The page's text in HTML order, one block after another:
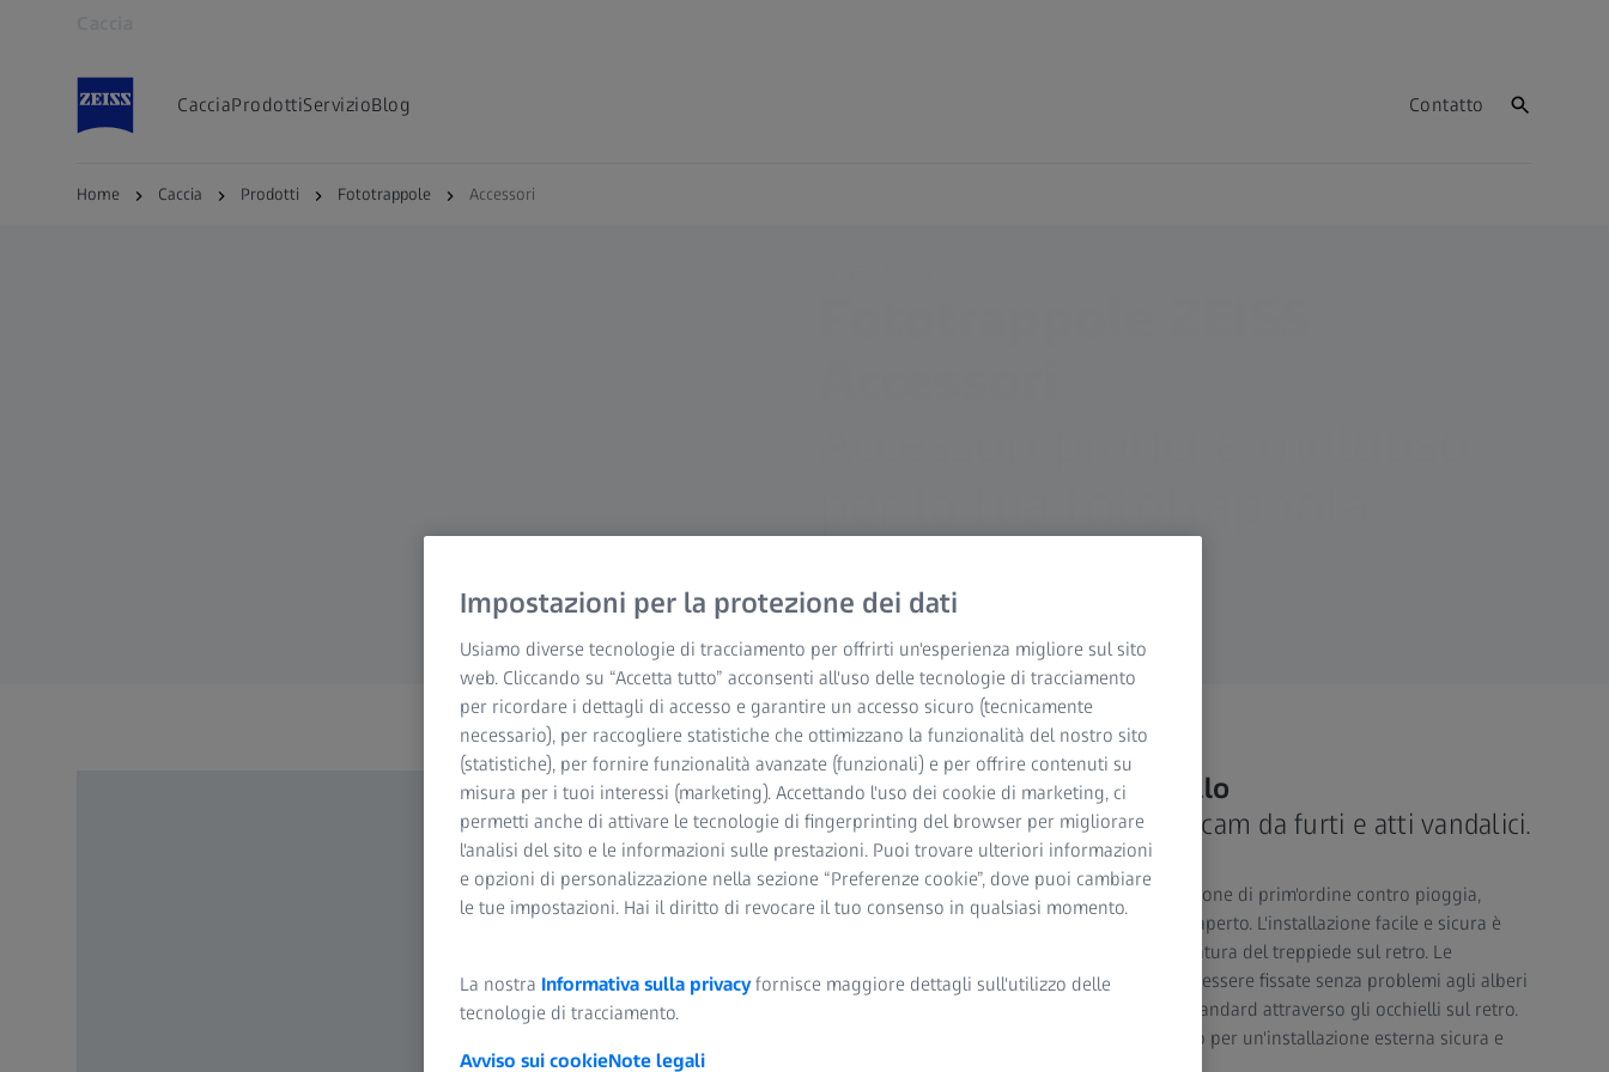
CacciaProdottiServizioBlog Contatto
Home Caccia Prodotti Fototrappole Accessori
ZEISS Alloggiamenti in metallo
Proteggete la vostra ZEISS Secacam da furti e atti vandalici.
Le nostre robuste custodie offrono una protezione di prim'ordine contro pioggia,
spruzzi, polvere e sporcizia, ideale per l'uso all'aperto. L'installazione facile e sicura è
facilitata da due aperture standard per la filettatura del treppiede sul retro. Le
telecamere con attacco per treppiede possono essere fissate senza problemi agli alberi
o ad altri oggetti e fissate con un bloccacavo standard attraverso gli occhielli sul retro.
Utilizzate le nostre affidabili custodie in metallo per un'installazione esterna sicura e
Impostazioni per la protezione dei dati
Usiamo diverse tecnologie di tracciamento per offrirti un'esperienza migliore sul sito
web. Cliccando su “Accetta tutto” acconsenti all'uso delle tecnologie di tracciamento
per ricordare i dettagli di accesso e garantire un accesso sicuro (tecnicamente
necessario), per raccogliere statistiche che ottimizzano la funzionalità del nostro sito
(statistiche), per fornire funzionalità avanzate (funzionali) e per offrire contenuti su
misura per i tuoi interessi (marketing). Accettando l'uso dei cookie di marketing, ci
permetti anche di attivare le tecnologie di fingerprinting del browser per migliorare
l'analisi del sito e le informazioni sulle prestazioni. Puoi trovare ulteriori informazioni
e opzioni di personalizzazione nella sezione “Preferenze cookie”, dove puoi cambiare
le tue impostazioni. Hai il diritto di revocare il tuo consenso in qualsiasi momento.
La nostra Informativa sulla privacyfornisce maggiore dettagli sull'utilizzo delle
tecnologie di tracciamento.
Avviso sui cookieNote legali